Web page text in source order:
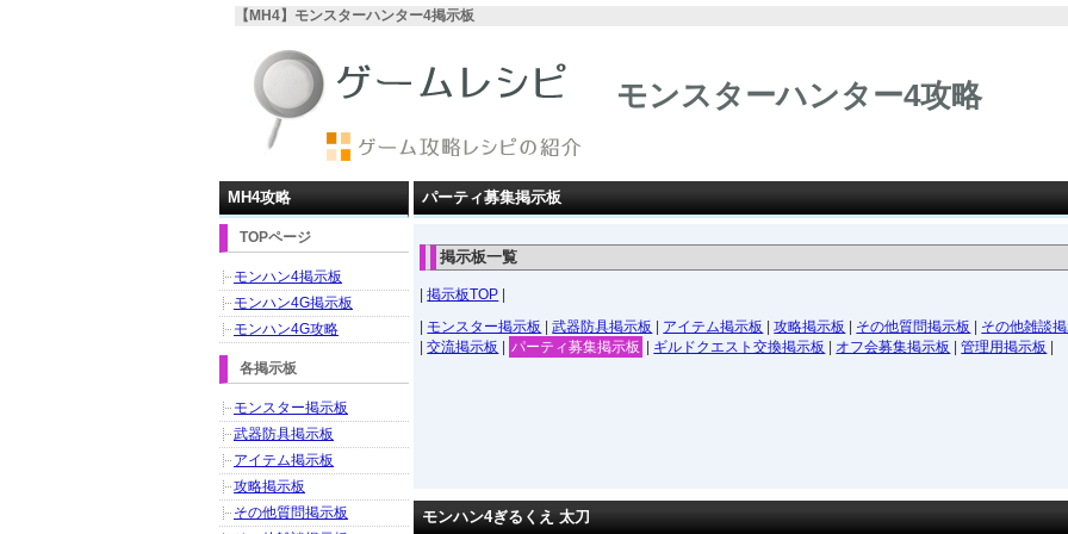
【MH4】モンスターハンター4掲示板
モンスターハンター4攻略
パーティ募集掲示板
掲示板一覧
|掲示板TOP
モンスター掲示板 |武器防具掲示板 アイテム掲示板 |攻略掲示板 その他質問掲示板
その他雑談
|交流掲示板 パーティ募集掲示板 ギルドクエスト交換掲示板 オフ会募集掲示板 |管理用掲示板
モンハン4ぎるくえ 太刀
MH4攻略
TOPページ
モンハン4掲示板
モンハン4G掲示板
モンハン4G攻略
各掲示板
モンスター掲示板
武器防具掲示板
アイテム掲示板
攻略掲示板
その他質問掲示板